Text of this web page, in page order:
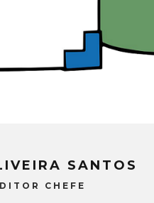
SANTOS
CHEFE